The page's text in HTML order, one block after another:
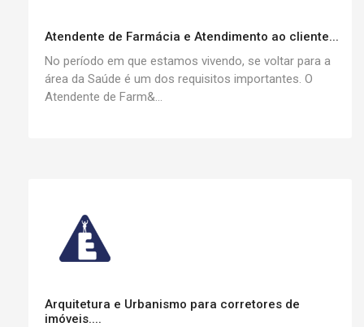
Atendente de Farmácia e Atendimento ao cliente...
No período em que estamos vivendo, se voltar para a
área da Saúde é um dos requisitos importantes. O
Atendente de Farm&...
Arquitetura e Urbanismo para corretores de
imóveis....